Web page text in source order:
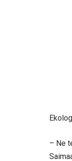
– Ne